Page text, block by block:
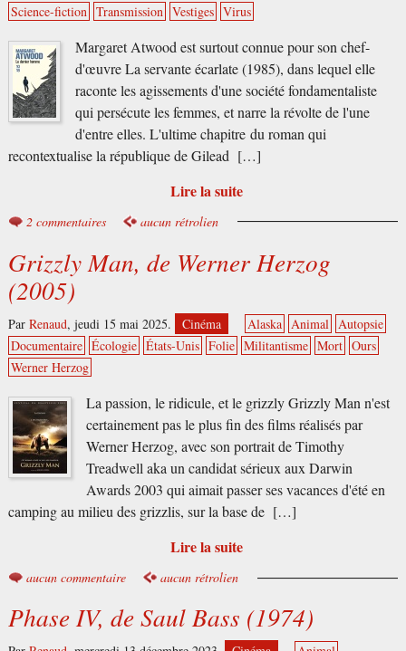
Science-fiction Transmission Vestiges Virus
Margaret Atwood est surtout connue pour son chef-
d'œuvre La servante écarlate (1985), dans lequel elle
raconte les agissements d'une société fondamentaliste
qui persécute les femmes, et narre la révolte de l'une
d'entre elles. L'ultime chapitre du roman qui
recontextualise la république de Gilead […]
Lire la suite
2 commentaires aucun rétrolien
Grizzly Man, de Werner Herzog
(2005)
Par Renaud, jeudi 15 mai 2025. Cinéma Alaska Animal
Autopsie
Documentaire Écologie États-Unis Folie Militantisme Mort Ours
Werner Herzog
La passion, le ridicule, et le grizzly Grizzly Man n'est
certainement pas le plus fin des films réalisés par
Werner Herzog, avec son portrait de Timothy
Treadwell aka un candidat sérieux aux Darwin
Awards 2003 qui aimait passer ses vacances d'été en
camping au milieu des grizzlis, sur la base de […]
Lire la suite
aucun commentaire aucun rétrolien
Phase IV, de Saul Bass (1974)